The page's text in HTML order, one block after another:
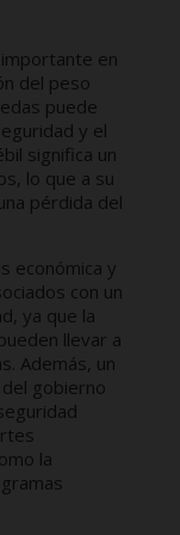
en
del peso
puede
y el
significa un
lo que a su
pérdida del
económica y
con un
ya que la
llevar a
Además, un
gobierno
la